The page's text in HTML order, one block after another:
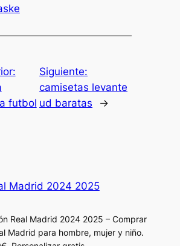
futbol
Siguiente:
camisetas levante
ud baratas
→
Madrid 2024 2025
Real Madrid 2024 2025 – Comprar
Madrid para hombre, mujer y niño.